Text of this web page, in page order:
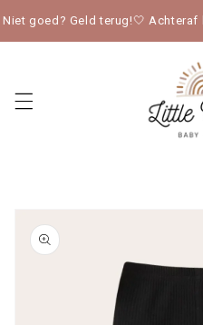
Niet goed? Geld terug!🤍 Achteraf
naar de